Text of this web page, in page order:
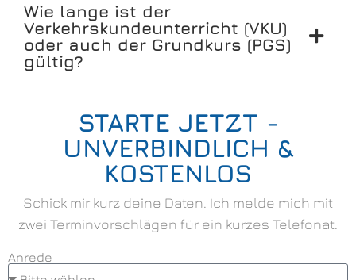
Wie lange ist der
Verkehrskundeunterricht (VKU)
oder auch der Grundkurs (PGS)
gültig?
STARTE JETZT -
UNVERBINDLICH &
KOSTENLOS
Schick mir kurz deine Daten. Ich melde mich mit
zwei Terminvorschlägen für ein kurzes Telefonat.
Anrede